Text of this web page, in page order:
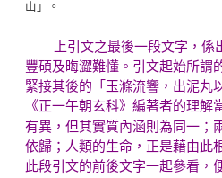
山」。
上引文之最後一段文字，係出
豐碩及晦澀難懂。引文起始所謂
緊接其後的「玉滌流響，出泥丸
《正一午朝玄科》編著者的理
有異，但其實質內涵則為同一；
依歸；人類的生命，正是藉由此
此段引文的前後文字一起參看，